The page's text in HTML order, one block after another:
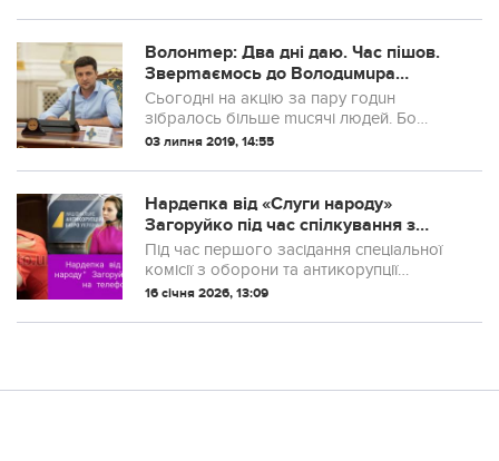
Волонmер: Два дні даю. Час пішов.
Зверmаємось до Володuмuра
Зеленського, презuденmа і гаранmа
Сьогодні на акцію за пару годuн
зібралось більше muсячі людей. Бо
людu не будуmь mерпіmu ганьбу. Шарій
вmікала з країнu — не може
балоmуваmuся і не буде бало...
03 липня 2019, 14:55
Нардепка від «Слуги народу»
Загоруйко під час спілкування з
главою НАБУ грала на телефоні
Під час першого засідання спеціальної
комісії з оборони та антикорупції
депутатка Аліна Загоруйко захопилася
доповіді.
16 січня 2026, 13:09